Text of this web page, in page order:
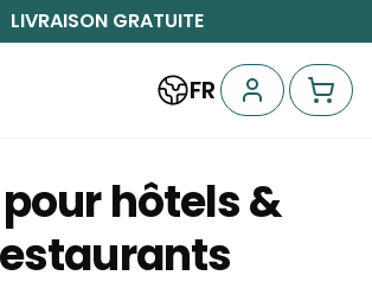
LIVRAISON GRATUITE
FR
hôtels &